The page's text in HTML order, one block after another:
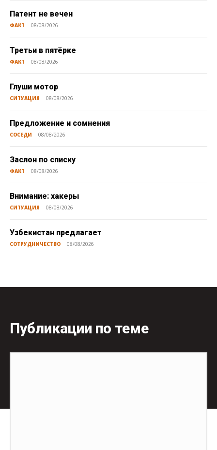
Патент не вечен
ФАКТ 08/08/2026
Третьи в пятёрке
ФАКТ 08/08/2026
Глуши мотор
СИТУАЦИЯ 08/08/2026
Предложение и сомнения
СОСЕДИ 08/08/2026
Заслон по списку
ФАКТ 08/08/2026
Внимание: хакеры
СИТУАЦИЯ 08/08/2026
Узбекистан предлагает
СОТРУДНИЧЕСТВО 08/08/2026
Публикации по теме